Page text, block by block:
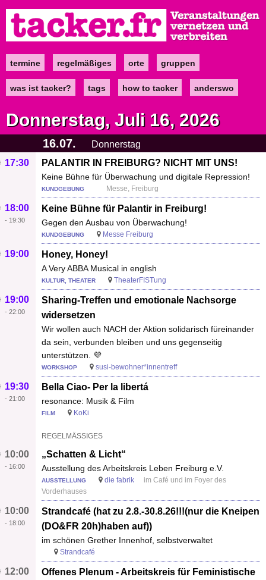
zum
Inhalt
Maintermine regelmäßiges orte gruppen
was ist tacker? tags how to tacker anderswo
Donnerstag, Juli 16, 2026
16.07.
Donnerstag
PALANTIR IN FREIBURG? NICHT MIT UNS!
Keine Bühne für Überwachung und digitale Repression!
17:30
KUNDGEBUNG Messe, Freiburg
Keine Bühne für Palantir in Freiburg!
Gegen den Ausbau von Überwachung!
18:00
- 19:30
KUNDGEBUNG Messe Freiburg
Honey, Honey!
A Very ABBA Musical in english
19:00
KULTUR, THEATER TheaterFISTung
Sharing-Treffen und emotionale Nachsorge
widersetzen
Wir wollen auch NACH der Aktion solidarisch füreinander
da sein, verbunden bleiben und uns gegenseitig
unterstützen. 💜
19:00
- 22:00
WORKSHOP susi-bewohner*innentreff
Bella Ciao- Per la libertá
resonance: Musik & Film
19:30
- 21:00
FILM KoKi
REGELMÄSSIGES
„Schatten & Licht“
Ausstellung des Arbeitskreis Leben Freiburg e.V.
10:00
- 16:00
AUSSTELLUNG die fabrik
im Café und im Foyer des
Vorderhauses
Strandcafé (hat zu 2.8.-30.8.26!!!(nur die Kneipen
(DO&FR 20h)haben auf))
im schönen Grether Innenhof, selbstverwaltet
10:00
- 18:00
Strandcafé
Offenes Plenum - Arbeitskreis für Feministische
12:00